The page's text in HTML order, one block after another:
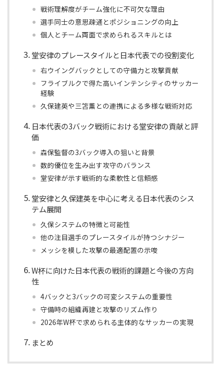
戦術理解度がチーム強化に不可欠な理由
選手同士の意思疎通とポジショニングの向上
個人とチーム両面で求められるスキルとは
堂安律のプレースタイルと日本代表での役割変化
右ウイングバックとしての守備力と攻撃貢献
フライブルクで得た高いインテンシティのサッカー
経験
久保建英や三笘薫との連携による多様な戦術対応
日本代表の3バック戦術における堂安律の貢献と評
価
森保監督の3バック導入の狙いと背景
数的優位を生み出す攻守のバランス
堂安律が示す戦術的な柔軟性と信頼感
堂安律と久保建英を中心に考える日本代表のシス
テム展開
久保システムの特徴と可能性
他の注目選手のプレースタイルが持つシナジー
メッシを模した攻撃の最適配置の示唆
W杯に向けた日本代表の戦術的課題と今後の方向
性
4バックと3バックの可変システムの重要性
守備時の組織再建と攻撃のリズム作り
2026年W杯で求められる主体的なサッカーの実現
まとめ